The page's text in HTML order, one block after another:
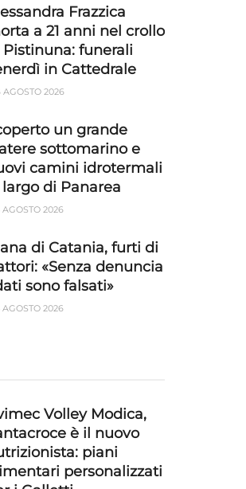
Frazzica
a 21 anni nel crollo
funerali
in Cattedrale
2026
un grande
sottomarino e
camini idrotermali
largo di Panarea
2026
di Catania, furti di
«Senza denuncia
sono falsati»
2026
Volley Modica,
è il nuovo
piani
personalizzati